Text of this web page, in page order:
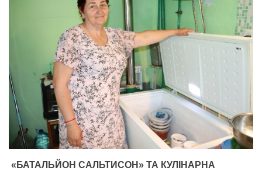
«БАТАЛЬЙОН САЛЬТИСОН» ТА КУЛІНАРНА